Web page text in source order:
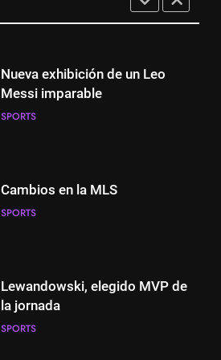
Cambios en la MLS
Lewandowski, elegido MVP de
Histórico: a MLS baixa as
cortinas para a Copa do Mundo
Nueva exhibición de un Leo
Messi imparable
SPORTS
Cambios en la MLS
SPORTS
Lewandowski, elegido MVP de
la jornada
SPORTS